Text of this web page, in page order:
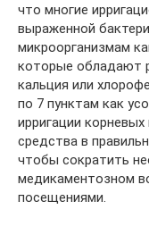
что многие
выраженной
микроорганизмам
которые обладают
кальция или
по 7 пунктам как
ирригации
средства в
чтобы сократить
медикаментозном
посещениями.